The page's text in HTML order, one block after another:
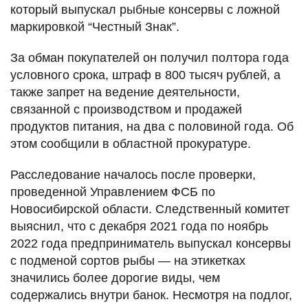
который выпускал рыбные консервы с ложной
маркировкой “Честный Знак”.
За обман покупателей он получил полтора года
условного срока, штраф в 800 тысяч рублей, а
также запрет на ведение деятельности,
связанной с производством и продажей
продуктов питания, на два с половиной года. Об
этом сообщили в областной прокуратуре.
Расследование началось после проверки,
проведенной Управлением ФСБ по
Новосибирской области. Следственный комитет
выяснил, что с декабря 2021 года по ноябрь
2022 года предприниматель выпускал консервы
с подменой сортов рыбы — на этикетках
значились более дорогие виды, чем
содержались внутри банок. Несмотря на подлог,